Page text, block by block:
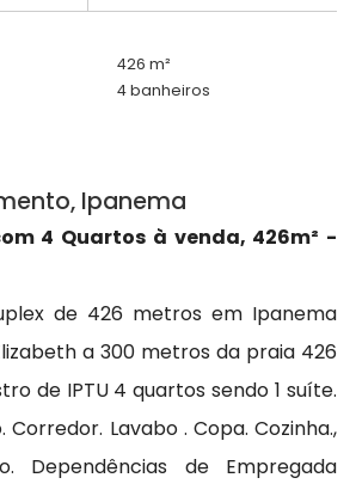
426 m²
4 banheiros
Ipanema
4 Quartos à venda, 426m² -
de 426 metros em Ipanema
a 300 metros da praia 426
de IPTU 4 quartos sendo 1 suíte.
Corredor. Lavabo . Copa. Cozinha.,
Dependências de Empregada